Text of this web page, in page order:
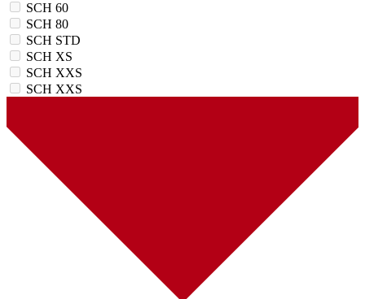
SCH 60
SCH 80
SCH STD
SCH XS
SCH XXS
SCH XХS